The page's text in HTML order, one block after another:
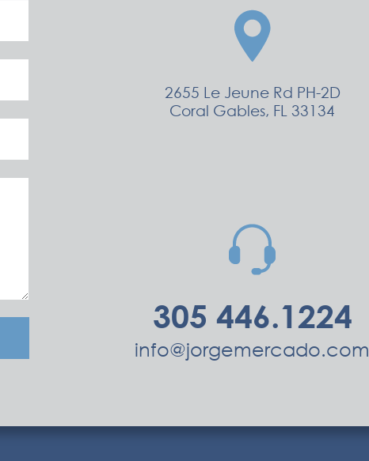
2655 Le Jeune Rd PH-2D
Coral Gables, FL 33134
305 446.1224
info@jorgemercado.com